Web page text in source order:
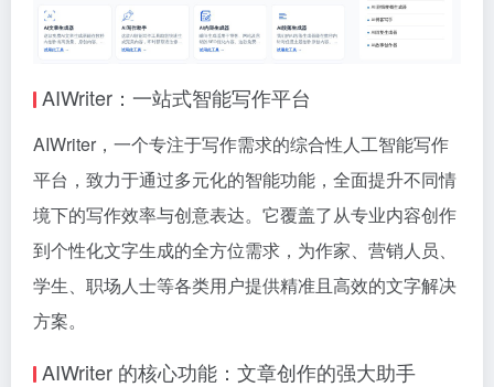
AIWriter：一站式智能写作平台
AIWriter，一个专注于写作需求的综合性人工智能写作
平台，致力于通过多元化的智能功能，全面提升不同情
境下的写作效率与创意表达。它覆盖了从专业内容创作
到个性化文字生成的全方位需求，为作家、营销人员、
学生、职场人士等各类用户提供精准且高效的文字解决
方案。
AIWriter 的核心功能：文章创作的强大助手